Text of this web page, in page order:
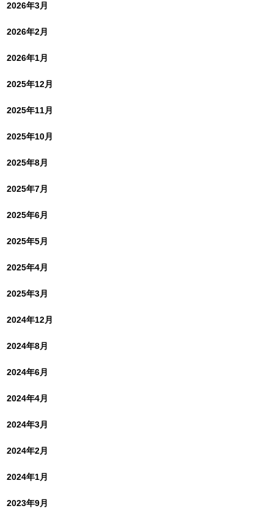
2026年3月
2026年2月
2026年1月
2025年12月
2025年11月
2025年10月
2025年8月
2025年7月
2025年6月
2025年5月
2025年4月
2025年3月
2024年12月
2024年8月
2024年6月
2024年4月
2024年3月
2024年2月
2024年1月
2023年9月